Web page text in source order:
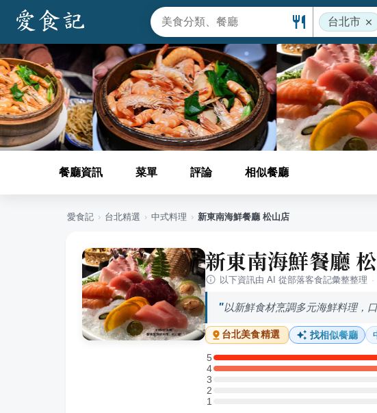
台北市
餐廳資訊 菜單 評論 相似餐廳
愛食記 › 台北精選 › 中式料理 › 新東南海鮮餐廳 松山店
新東南海鮮餐廳
以下資訊由 AI 從部落客食記彙整整理 ·
以新鮮食材烹調多元海鮮料理，
台北美食精選 找相似餐廳
5
5 星：5 則評論
4
4 星：4 則評論
3
3 星：0 則評論
2
2 星：0 則評論
11 星：0 則評論